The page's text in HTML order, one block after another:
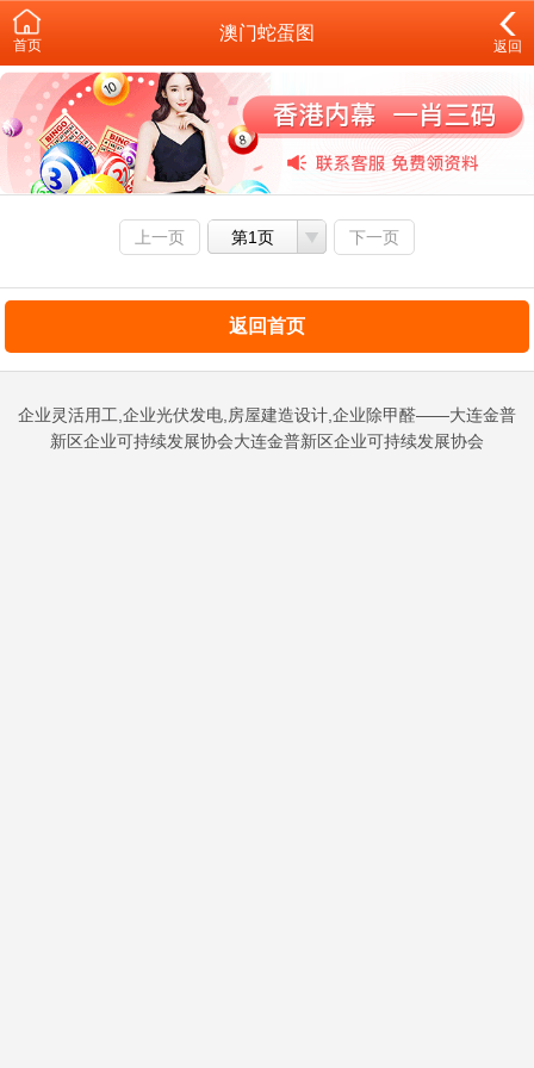
首页
澳门蛇蛋图
返回
上一页 第1页 下一页
返回首页
企业灵活用工,企业光伏发电,房屋建造设计,企业除甲醛——大连金普
新区企业可持续发展协会大连金普新区企业可持续发展协会